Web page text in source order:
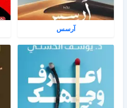
آرسس